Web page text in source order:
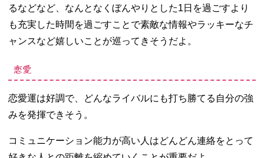
るなどなど、なんとなくぼんやりとした1日を過ごすより
も充実した時間を過ごすことで素敵な情報やラッキーなチ
ャンスなど嬉しいことが巡ってきそうだよ。
恋愛
恋愛運は好調で、どんなライバルにも打ち勝てる自分の強
みを発揮できそう。
コミュニケーション能力が高い人はどんどん連絡をとって